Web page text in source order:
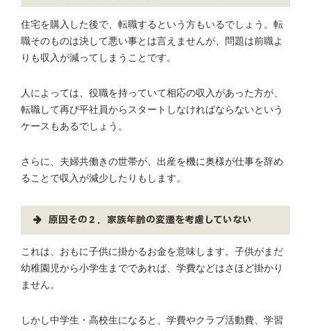
住宅を購入した後で、転職するという方もいるでしょう。転
職そのものは決して悪い事とは言えませんが、問題は前職よ
りも収入が減ってしまうことです。
人によっては、役職を持っていて相応の収入があった方が、
転職して再び平社員からスタートしなければならないという
ケースもあるでしょう。
さらに、夫婦共働きの世帯が、出産を機に奥様が仕事を辞め
ることで収入が減少したりもします。
原因その２．家族年齢の変遷を考慮していない
これは、おもに子供に掛かるお金を意味します。子供がまだ
幼稚園児から小学生までであれば、学費などはさほど掛かり
ません。
しかし中学生・高校生になると、学費やクラブ活動費、学習